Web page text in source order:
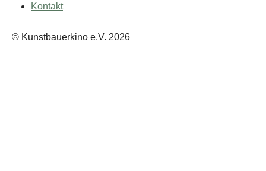
Kontakt
© Kunstbauerkino e.V. 2026